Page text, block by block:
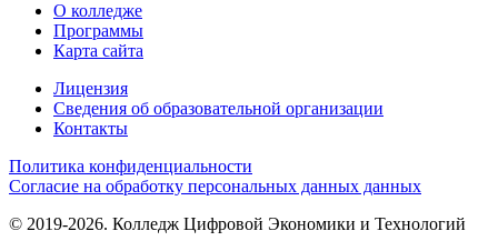
О колледже
Программы
Карта сайта
Лицензия
Сведения об образовательной организации
Контакты
Политика конфиденциальности
Согласие на обработку персональных данных данных
© 2019-2026. Колледж Цифровой Экономики и Технологий